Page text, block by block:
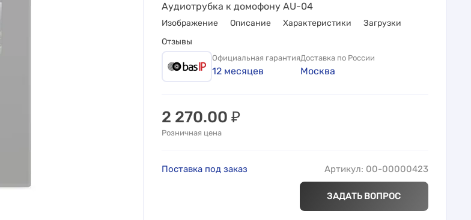
Аудиотрубка к домофону AU-04
Изображение Описание Характеристики
Загрузки
Отзывы
Официальная гарантия
12 месяцев
Доставка по России
Москва
2 270.00 ₽
Розничная цена
Поставка под заказ Артикул: 00-00000423
ЗАДАТЬ ВОПРОС